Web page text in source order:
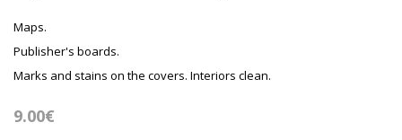
Maps.
Publisher's boards.
Marks and stains on the covers. Interiors clean.
9.00€